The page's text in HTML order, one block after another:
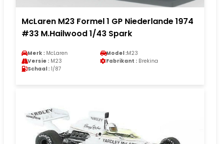
McLaren M23 Formel 1 GP Niederlande 1974
#33 M.Hailwood 1/43 Spark
Merk : McLaren Model :M23
Versie : M23 Fabrikant : Brekina
Schaal : 1/87